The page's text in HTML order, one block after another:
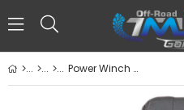
Power Winch Pro 13500 lb Sentetik Siyah Halatlı Off-Road 4x4 Elektrikli Vinç 12V